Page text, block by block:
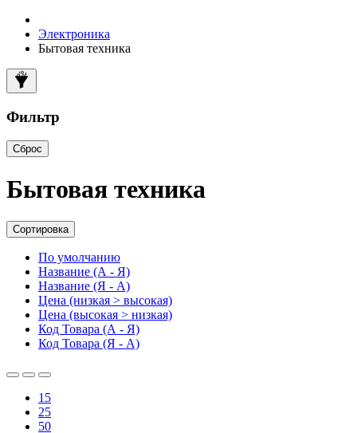
Электроника
Бытовая техника
Фильтр
Сброс
Бытовая техника
Сортировка
По умолчанию
Название (А - Я)
Название (Я - А)
Цена (низкая > высокая)
Цена (высокая > низкая)
Код Товара (А - Я)
Код Товара (Я - А)
15
25
50